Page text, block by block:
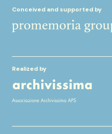
Conceived and supported by
Realized by